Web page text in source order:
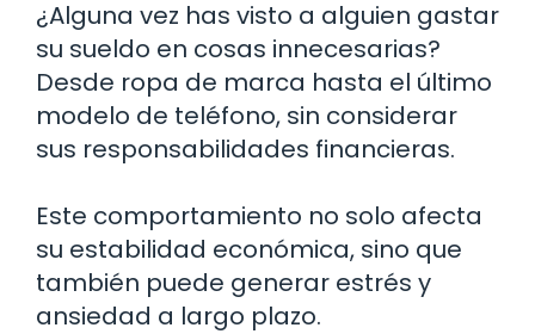
¿Alguna vez has visto a alguien gastar
su sueldo en cosas innecesarias?
Desde ropa de marca hasta el último
modelo de teléfono, sin considerar
sus responsabilidades financieras.
Este comportamiento no solo afecta
su estabilidad económica, sino que
también puede generar estrés y
ansiedad a largo plazo.